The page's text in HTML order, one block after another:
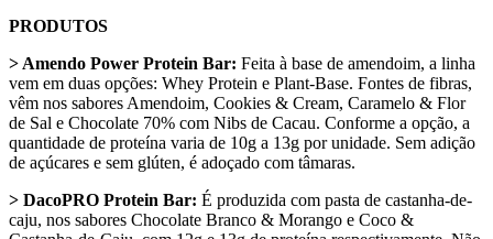
PRODUTOS
> Amendo Power Protein Bar: Feita à base de amendoim, a linha
vem em duas opções: Whey Protein e Plant-Base. Fontes de fibras,
vêm nos sabores Amendoim, Cookies & Cream, Caramelo & Flor
de Sal e Chocolate 70% com Nibs de Cacau. Conforme a opção, a
quantidade de proteína varia de 10g a 13g por unidade. Sem adição
de açúcares e sem glúten, é adoçado com tâmaras.
> DacoPRO Protein Bar: É produzida com pasta de castanha-de-
caju, nos sabores Chocolate Branco & Morango e Coco &